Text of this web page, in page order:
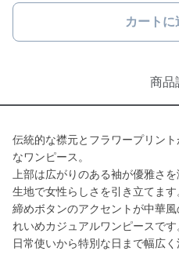
カートに
商品
伝統的な襟元とフラワープリン
なワンピース。
上部は広がりのある袖が優雅さ
生地で女性らしさを引き立てます
締めボタンのアクセントが中華
れいめカジュアルワンピースです
日常使いから特別な日まで幅広く